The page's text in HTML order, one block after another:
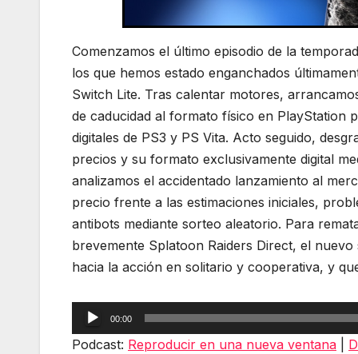
Comenzamos el último episodio de la
los que hemos estado enganchados
Switch Lite. Tras calentar motores,
de caducidad al formato físico en PlayStation
digitales de PS3 y PS Vita. Acto seguido,
precios y su formato exclusivamente digital
analizamos el accidentado lanzamiento al
precio frente a las estimaciones iniciales,
antibots mediante sorteo aleatorio. Para
brevemente Splatoon Raiders Direct, el
hacia la acción en solitario y cooperativa, y
Reproductor
de
00:00
Podcast: Reproducir en una nueva ventana